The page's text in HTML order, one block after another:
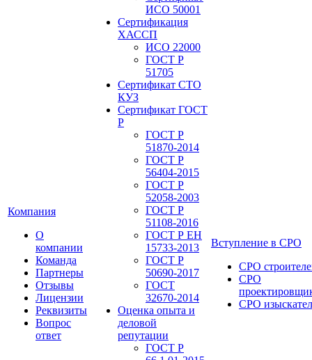
Компания
О
компании
Команда
Партнеры
Отзывы
Лицензии
Реквизиты
Вопрос
ответ
ИСО 50001
Сертификация
ХАССП
ИСО 22000
ГОСТ Р
51705
Сертификат СТО
КУЗ
Сертификат ГОСТ
Р
ГОСТ Р
51870-2014
ГОСТ Р
56404-2015
ГОСТ Р
52058-2003
ГОСТ Р
51108-2016
ГОСТ Р ЕН
15733-2013
ГОСТ Р
50690-2017
ГОСТ
32670-2014
Оценка опыта и
деловой
репутации
ГОСТ Р
Вступление в СРО
СРО
СРО
СРО